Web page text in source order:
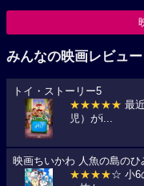
みんなの映画レビュー
トイ・ストーリー5
★★★★★ 最
児）がi...
映画ちいかわ 人魚の島のひ
★★★★☆ 小6